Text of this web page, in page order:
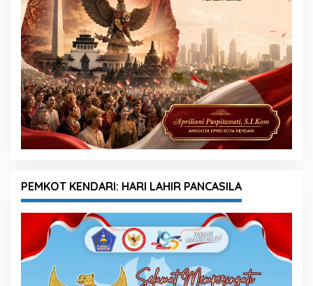
PEMKOT KENDARI: HARI LAHIR PANCASILA